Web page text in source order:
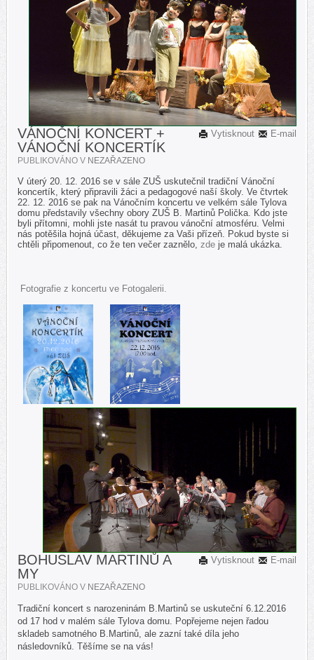
E-mail
Vytisknout
VÁNOČNÍ KONCERT +
VÁNOČNÍ KONCERTÍK
PUBLIKOVÁNO V NEZAŘAZENO
V úterý 20. 12. 2016 se v sále ZUŠ uskutečnil tradiční Vánoční
koncertík, který připravili žáci a pedagogové naší školy. Ve čtvrtek
22. 12. 2016 se pak na Vánočním koncertu ve velkém sále Tylova
domu představily všechny obory ZUŠ B. Martinů Polička. Kdo jste
byli přítomni, mohli jste nasát tu pravou vánoční atmosféru. Velmi
nás potěšila hojná účast, děkujeme za Vaši přízeň. Pokud byste si
chtěli připomenout, co že ten večer zaznělo, zde je malá ukázka.
Fotografie z koncertu ve Fotogalerii.
E-mail
Vytisknout
BOHUSLAV MARTINŮ A
MY
PUBLIKOVÁNO V NEZAŘAZENO
Tradiční koncert s narozeninám B.Martinů se uskuteční 6.12.2016
od 17 hod v malém sále Tylova domu. Popřejeme nejen řadou
skladeb samotného B.Martinů, ale zazní také díla jeho
následovníků. Těšíme se na vás!